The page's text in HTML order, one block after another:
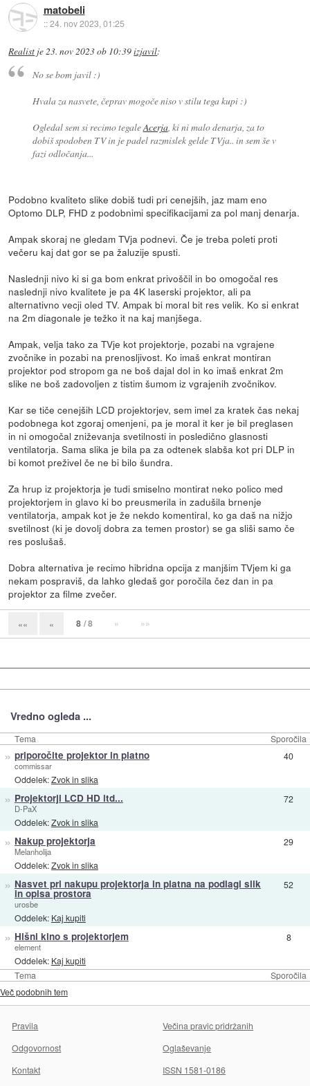
matobeli
::24. nov 2023, 01:25
Realist je23. nov 2023 ob 10:39izjavil:
No se bom javil :)
Hvala za nasvete, čeprav mogoče niso v stilu tega kupi :)
Ogledal sem si recimo tegaleAcerja, ki ni malo denarja, za to
dobiš spodoben TV in je padel razmislek gelde TVja.. in sem še v
fazi odločanja...
Podobno kvaliteto slike dobiš tudi pri cenejših, jaz mam eno
Optomo DLP, FHD z podobnimi specifikacijami za pol manj denarja.
Ampak skoraj ne gledam TVja podnevi. Če je treba poleti proti
večeru kaj dat gor se pa žaluzije spusti.
Naslednji nivo ki si ga bom enkrat privoščil in bo omogočal res
naslednji nivo kvalitete je pa 4K laserski projektor, ali pa
alternativno vecji oled TV. Ampak bi moral bit res velik. Ko si enkrat
na 2m diagonale je težko it na kaj manjšega.
Ampak, velja tako za TVje kot projektorje, pozabi na vgrajene
zvočnike in pozabi na prenosljivost. Ko imaš enkrat montiran
projektor pod stropom ga ne boš dajal dol in ko imaš enkrat 2m
slike ne boš zadovoljen z tistim šumom iz vgrajenih zvočnikov.
Kar se tiče cenejših LCD projektorjev, sem imel za kratek čas nekaj
podobnega kot zgoraj omenjeni, pa je moral it ker je bil preglasen
in ni omogočal zniževanja svetilnosti in posledično glasnosti
ventilatorja. Sama slika je bila pa za odtenek slabša kot pri DLP in
bi komot preživel če ne bi bilo šundra.
Za hrup iz projektorja je tudi smiselno montirat neko polico med
projektorjem in glavo ki bo preusmerila in zadušila brnenje
ventilatorja, ampak kot je že nekdo komentiral, ko ga daš na nižjo
svetilnost (ki je dovolj dobra za temen prostor) se ga sliši samo če
res poslušaš.
Dobra alternativa je recimo hibridna opcija z manjšim TVjem ki ga
nekam pospraviš, da lahko gledaš gor poročila čez dan in pa
projektor za filme zvečer.
«« « 8 / 8 » »»
Vredno ogleda ...
Tema Sporočila
Tema Sporočila
» priporočite projektor in platno
commissar
Oddelek:Zvok in slika
40
» Projektorji LCD HD itd...
D-PaX
Oddelek:Zvok in slika
72
» Nakup projektorja
Melanholija
Oddelek:Zvok in slika
29
» Nasvet pri nakupu projektorja in platna na podlagi slik
in opisa prostora
urosbe
Oddelek: Kaj kupiti
52
» Hišni kino s projektorjem
element
Oddelek: Kaj kupiti
8
Več podobnih tem
Pravila
Večina pravic pridržanih
Odgovornost
Oglaševanje
Kontakt
ISSN 1581-0186